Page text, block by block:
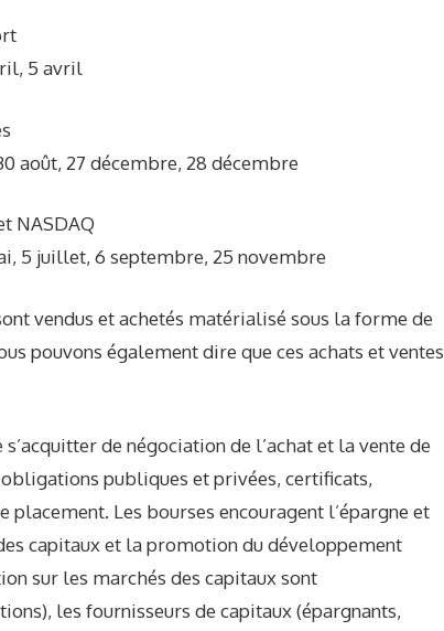
5 avril
août, 27 décembre, 28 décembre
NASDAQ
5 juillet, 6 septembre, 25 novembre
vendus et achetés matérialisé sous la forme de
pouvons également dire que ces achats et ventes
de négociation de l’achat et la vente de
publiques et privées, certificats,
Les bourses encouragent l’épargne et
capitaux et la promotion du développement
sur les marchés des capitaux sont
les fournisseurs de capitaux (épargnants,